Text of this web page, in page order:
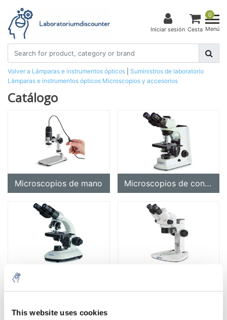
This website uses cookies
Iniciar sesión
0
Cesta Menú
Volver a Lámparas e instrumentos ópticos
Suministros de laboratorio
Lámparas e instrumentos ópticos Microscopios y accesorios
Catálogo
Microscopios de mano Microscopios de contraste de fase
Microscopios Hellfeld